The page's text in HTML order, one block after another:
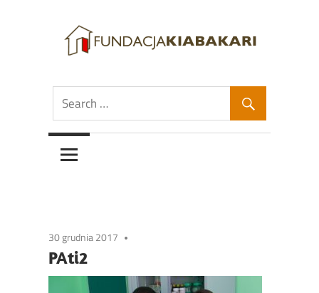
content
Fundacja
Kiabakari
Kiabakari
30 grudnia 2017
PAti2